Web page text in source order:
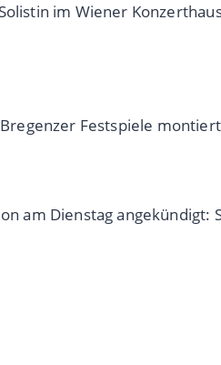
im Wiener
Festspiele montiert
am Dienstag